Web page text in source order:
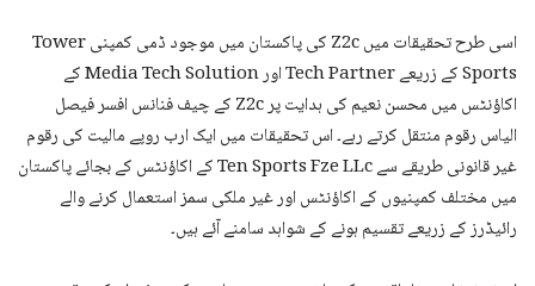
اسی طرح تحقیقات میں Z2c کی پاکستان میں موجود ڈمی کمپنی Tower
Sports کے زریعے Tech Partner اور Media Tech Solution کے
اکاؤنٹس میں محسن نعیم کی ہدایت پر Z2c کے چیف فنانس افسر فیصل
الیاس رقوم منتقل کرتے رہے۔ اس تحقیقات میں ایک ارب روپے مالیت کی رقوم
غیر قانونی طریقے سے Ten Sports Fze LLc کے اکاؤنٹس کے بجائے پاکستان
میں مختلف کمپنیوں کے اکاؤنٹس اور غیر ملکی سمز استعمال کرنے والے
رائیڈرز کے زریعے تقسیم ہونے کے شواہد سامنے آئے ہیں۔